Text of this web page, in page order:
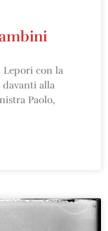
con la
alla
Paolo,